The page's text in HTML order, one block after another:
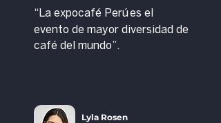
“La expocafé Perú es el
evento de mayor diversidad de
café del mundo”.
Lyla Rosen